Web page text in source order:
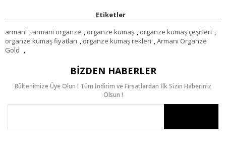
Etiketler
armani , armani organze , organze kumaş , organze kumaş çeşitleri ,
organze kumaş fiyatları , organze kumaş rekleri ,Armani Organze
Gold ,
BIZDEN HABERLER
Bültenimize Üye Olun ! Tüm İndirim ve Fırsatlardan İlk Sizin Haberiniz
Olsun !